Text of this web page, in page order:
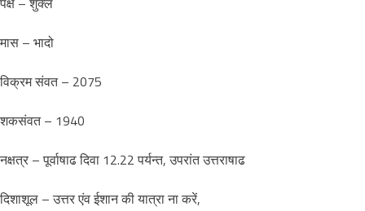
मास – भादो
विक्रम संवत – 2075
शकसंवत – 1940
नक्षत्र – पूर्वाषाढ दिवा 12.22 पर्यन्त, उपरांत उत्तराषाढ
दिशाशूल – उत्तर एंव ईशान की यात्रा ना करें,